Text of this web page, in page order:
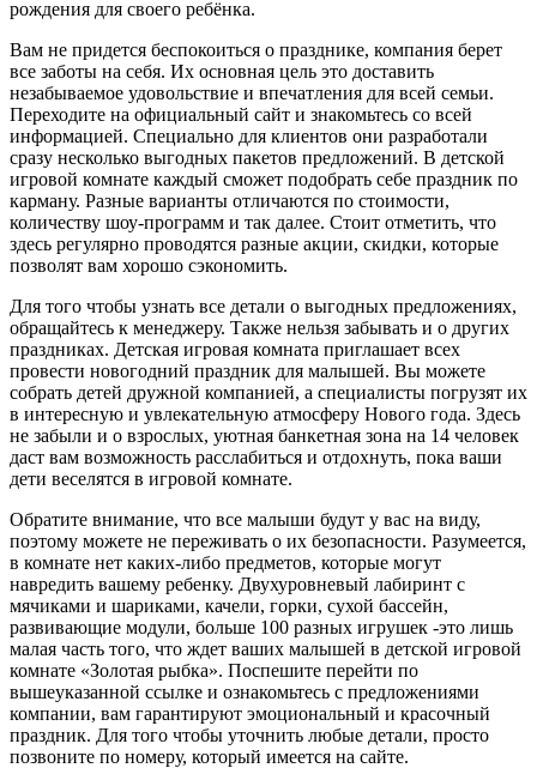
рождения для своего ребёнка.
Вам не придется беспокоиться о празднике, компания берет
все заботы на себя. Их основная цель это доставить
незабываемое удовольствие и впечатления для всей семьи.
Переходите на официальный сайт и знакомьтесь со всей
информацией. Специально для клиентов они разработали
сразу несколько выгодных пакетов предложений. В детской
игровой комнате каждый сможет подобрать себе праздник по
карману. Разные варианты отличаются по стоимости,
количеству шоу-программ и так далее. Стоит отметить, что
здесь регулярно проводятся разные акции, скидки, которые
позволят вам хорошо сэкономить.
Для того чтобы узнать все детали о выгодных предложениях,
обращайтесь к менеджеру. Также нельзя забывать и о других
праздниках. Детская игровая комната приглашает всех
провести новогодний праздник для малышей. Вы можете
собрать детей дружной компанией, а специалисты погрузят их
в интересную и увлекательную атмосферу Нового года. Здесь
не забыли и о взрослых, уютная банкетная зона на 14 человек
даст вам возможность расслабиться и отдохнуть, пока ваши
дети веселятся в игровой комнате.
Обратите внимание, что все малыши будут у вас на виду,
поэтому можете не переживать о их безопасности. Разумеется,
в комнате нет каких-либо предметов, которые могут
навредить вашему ребенку. Двухуровневый лабиринт с
мячиками и шариками, качели, горки, сухой бассейн,
развивающие модули, больше 100 разных игрушек -это лишь
малая часть того, что ждет ваших малышей в детской игровой
комнате «Золотая рыбка». Поспешите перейти по
вышеуказанной ссылке и ознакомьтесь с предложениями
компании, вам гарантируют эмоциональный и красочный
праздник. Для того чтобы уточнить любые детали, просто
позвоните по номеру, который имеется на сайте.